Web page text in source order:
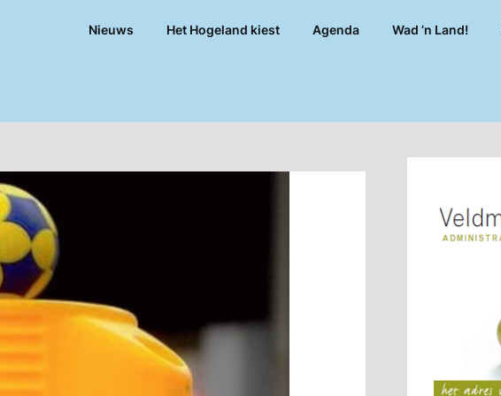
Nieuws Het Hogeland kiest Agenda Wad ’n Land!